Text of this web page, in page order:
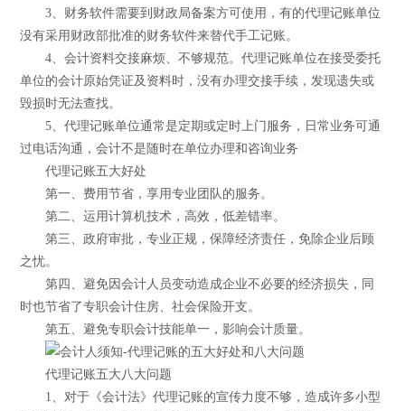
3、财务软件需要到财政局备案方可使用，有的代理记账单位
没有采用财政部批准的财务软件来替代手工记账。
4、会计资料交接麻烦、不够规范。代理记账单位在接受委托
单位的会计原始凭证及资料时，没有办理交接手续，发现遗失或
毁损时无法查找。
5、代理记账单位通常是定期或定时上门服务，日常业务可通
过电话沟通，会计不是随时在单位办理和咨询业务
代理记账五大好处
第一、费用节省，享用专业团队的服务。
第二、运用计算机技术，高效，低差错率。
第三、政府审批，专业正规，保障经济责任，免除企业后顾
之忧。
第四、避免因会计人员变动造成企业不必要的经济损失，同
时也节省了专职会计住房、社会保险开支。
第五、避免专职会计技能单一，影响会计质量。
代理记账五大八大问题
1、对于《会计法》代理记账的宣传力度不够，造成许多小型